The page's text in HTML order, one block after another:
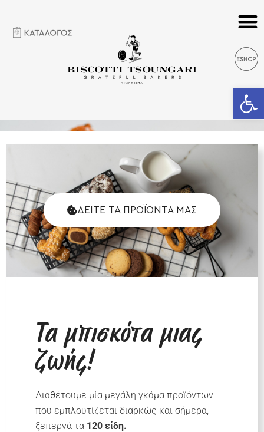
ΔΕΙΤΕ ΤΑ ΠΡΟΪΟΝΤΑ ΜΑΣ
Τα μπισκότα μιας
ζωής!
Διαθέτουμε μία μεγάλη γκάμα προϊόντων
που εμπλουτίζεται διαρκώς και σήμερα,
ξεπερνά τα 120 είδη.